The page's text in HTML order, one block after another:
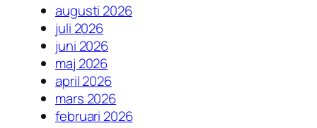
augusti 2026
juli 2026
juni 2026
maj 2026
april 2026
mars 2026
februari 2026